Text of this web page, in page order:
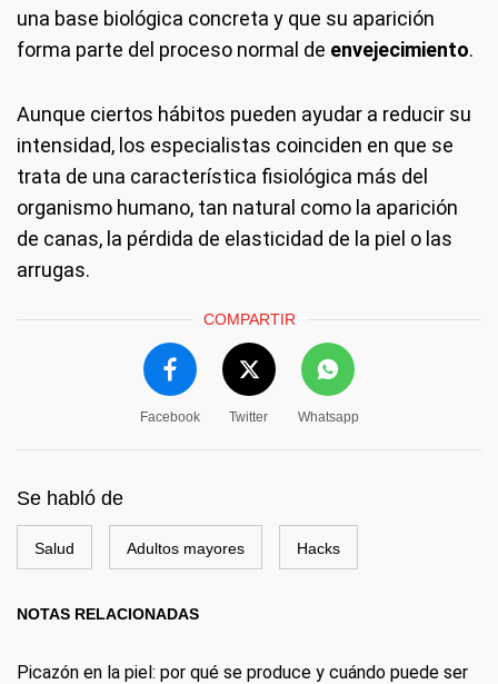
una base biológica concreta y que su aparición
forma parte del proceso normal de envejecimiento.
Aunque ciertos hábitos pueden ayudar a reducir su
intensidad, los especialistas coinciden en que se
trata de una característica fisiológica más del
organismo humano, tan natural como la aparición
de canas, la pérdida de elasticidad de la piel o las
arrugas.
COMPARTIR
Facebook Twitter Whatsapp
Se habló de
Salud Adultos mayores Hacks
NOTAS RELACIONADAS
Picazón en la piel: por qué se produce y cuándo puede ser